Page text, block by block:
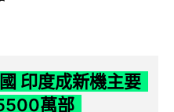
印度成新機主要
萬部